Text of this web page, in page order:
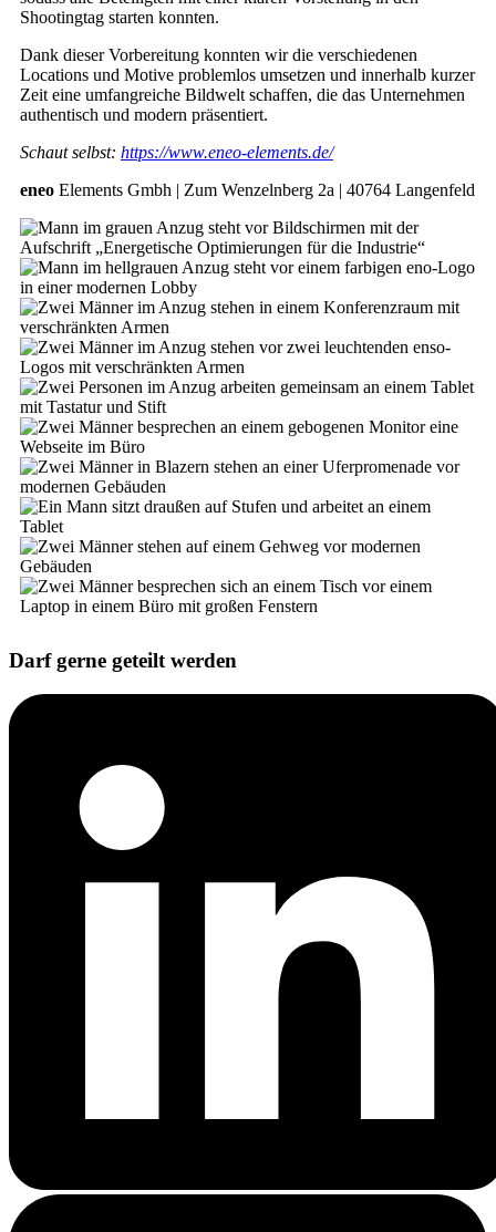
Shootingtag starten konnten.
Dank dieser Vorbereitung konnten wir die verschiedenen
Locations und Motive problemlos umsetzen und innerhalb kurzer
Zeit eine umfangreiche Bildwelt schaffen, die das Unternehmen
authentisch und modern präsentiert.
Schaut selbst: https://www.eneo-elements.de/
eneo Elements Gmbh | Zum Wenzelnberg 2a | 40764 Langenfeld
Darf gerne geteilt werden